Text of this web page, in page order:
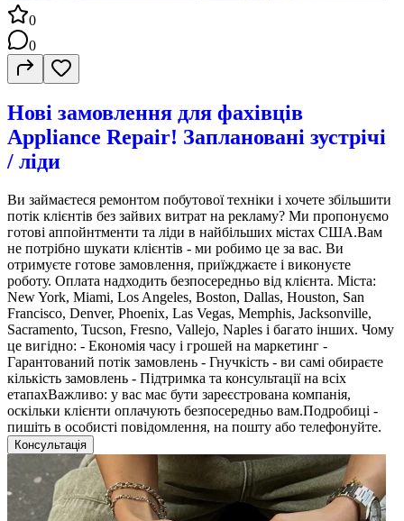
0
0
Нові замовлення для фахівців
Appliance Repair! Заплановані зустрічі
/ ліди
Ви займаєтеся ремонтом побутової техніки і хочете збільшити
потік клієнтів без зайвих витрат на рекламу? Ми пропонуємо
готові аппойнтменти та ліди в найбільших містах США.Вам
не потрібно шукати клієнтів - ми робимо це за вас. Ви
отримуєте готове замовлення, приїжджаєте і виконуєте
роботу. Оплата надходить безпосередньо від клієнта. Міста:
New York, Miami, Los Angeles, Boston, Dallas, Houston, San
Francisco, Denver, Phoenix, Las Vegas, Memphis, Jacksonville,
Sacramento, Tucson, Fresno, Vallejo, Naples і багато інших. Чому
це вигідно: - Економія часу і грошей на маркетинг -
Гарантований потік замовлень - Гнучкість - ви самі обираєте
кількість замовлень - Підтримка та консультації на всіх
етапахВажливо: у вас має бути зареєстрована компанія,
оскільки клієнти оплачують безпосередньо вам.Подробиці -
пишіть в особисті повідомлення, на пошту або телефонуйте.
Консультація